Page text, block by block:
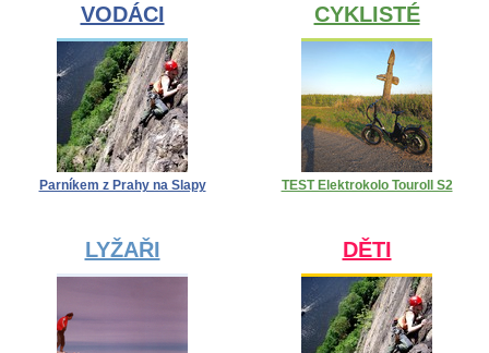
VODÁCI
Parníkem z Prahy na Slapy
CYKLISTÉ
TEST Elektrokolo Touroll S2
LYŽAŘI DĚTI